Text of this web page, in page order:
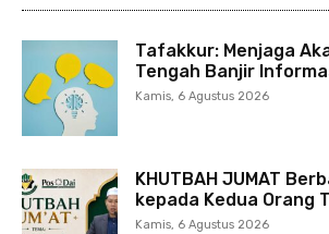
Tafakkur: Menjaga
Tengah Banjir
Kamis, 6 Agustus 2026
KHUTBAH JUMAT
kepada Kedua Orang
Kamis, 6 Agustus 2026